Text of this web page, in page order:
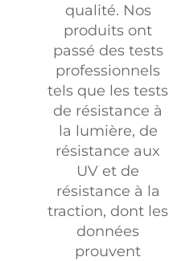
qualité. Nos
produits ont
passé des tests
professionnels
tels que les tests
de résistance à
la lumière, de
résistance aux
UV et de
résistance à la
traction, dont les
données
prouvent